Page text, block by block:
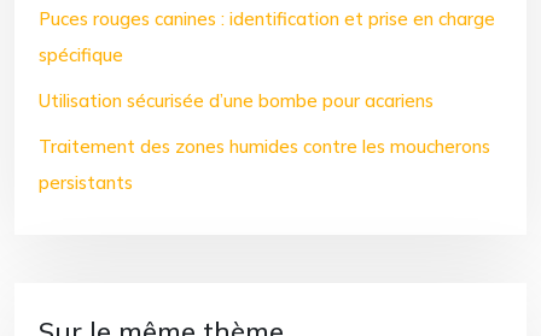
Puces rouges canines : identification et prise en charge
spécifique
Utilisation sécurisée d’une bombe pour acariens
Traitement des zones humides contre les moucherons
persistants